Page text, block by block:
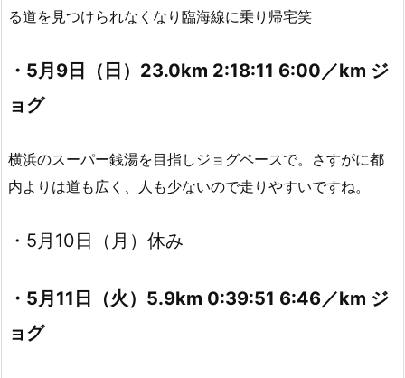
る道を見つけられなくなり臨海線に乗り帰宅笑
・5月9日（日）23.0km 2:18:11 6:00／km ジ
ョグ
横浜のスーパー銭湯を目指しジョグペースで。さすがに都
内よりは道も広く、人も少ないので走りやすいですね。
・5月10日（月）休み
・5月11日（火）5.9km 0:39:51 6:46／km ジ
ョグ